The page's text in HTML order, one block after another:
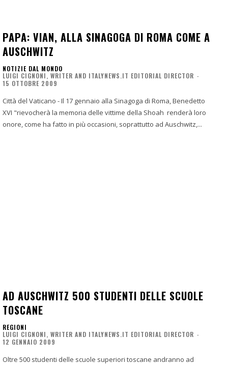
PAPA: VIAN, ALLA SINAGOGA DI ROMA COME A
AUSCHWITZ
NOTIZIE DAL MONDO
LUIGI CIGNONI, WRITER AND ITALYNEWS.IT EDITORIAL DIRECTOR -
15 OTTOBRE 2009
Città del Vaticano - Il 17 gennaio alla Sinagoga di Roma, Benedetto
XVI "rievocherà la memoria delle vittime della Shoah renderà loro
onore, come ha fatto in più occasioni, soprattutto ad Auschwitz,...
AD AUSCHWITZ 500 STUDENTI DELLE SCUOLE
TOSCANE
REGIONI
LUIGI CIGNONI, WRITER AND ITALYNEWS.IT EDITORIAL DIRECTOR -
12 GENNAIO 2009
Oltre 500 studenti delle scuole superiori toscane andranno ad